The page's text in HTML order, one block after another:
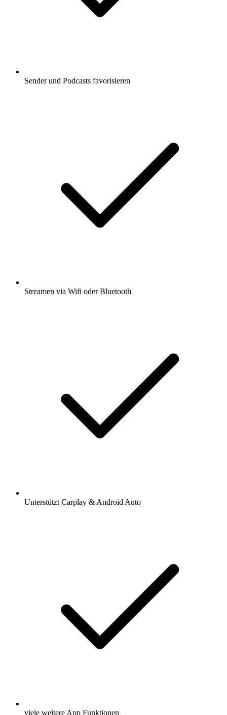
Sender und Podcasts favorisieren
Streamen via Wifi oder Bluetooth
Unterstützt Carplay & Android Auto
viele weitere App Funktionen